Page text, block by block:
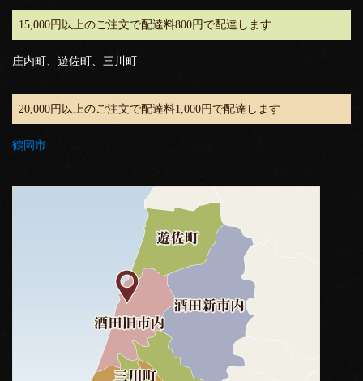
15,000円以上のご注文で配達料800円で配達します
庄内町、遊佐町、三川町
20,000円以上のご注文で配達料1,000円で配達します
鶴岡市